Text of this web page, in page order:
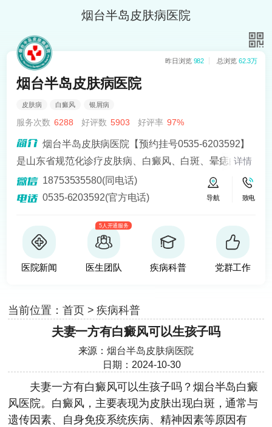
烟台半岛皮肤病医院
昨日浏览 982 总浏览 62.3万
烟台半岛皮肤病医院
皮肤病 白癜风 银屑病
服务次数 6288 好评数 5903 好评率 97%
烟台半岛皮肤病医院【预约挂号0535-6203592】
是山东省规范化诊疗皮肤病、白癜风、白斑、晕痣的医
院。熟悉皮肤病科常见病、多发病、疑难病的诊治，尤
其擅长光化学疗法、窄波紫外线、308准分子激光以及外
移植治疗白癜风，包括自体表皮移植、微小皮片移植、
自体培养黑素细胞移植等。
详情
18753535580(同电话)
0535-6203592(官方电话)
导航 致电
医院新闻
5人开通服务
医生团队 疾病科普 党群工作
当前位置： 首页>疾病科普
夫妻一方有白癜风可以生孩子吗
来源：烟台半岛皮肤病医院
日期：2024-10-30
夫妻一方有白癜风可以生孩子吗？ 烟台半岛白癜
风医院。白癜风，主要表现为皮肤出现白斑，通常与
遗传因素、自身免疫系统疾病、精神因素等原因有